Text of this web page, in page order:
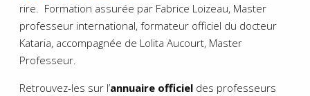
rire. Formation assurée par Fabrice Loizeau, Master
professeur international, formateur officiel du docteur
Kataria, accompagnée de Lolita Aucourt, Master
Professeur.
Retrouvez-les sur l’annuaire officiel des professeurs